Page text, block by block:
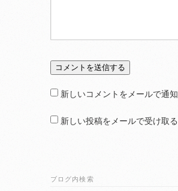
新しいコメントをメールで通知
新しい投稿をメールで受け取る
ブログ内検索